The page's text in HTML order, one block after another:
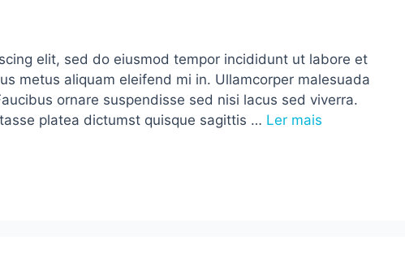
elit, sed do eiusmod tempor incididunt ut labore et
metus aliquam eleifend mi in. Ullamcorper malesuada
ornare suspendisse sed nisi lacus sed viverra.
platea dictumst quisque sagittis … Ler mais